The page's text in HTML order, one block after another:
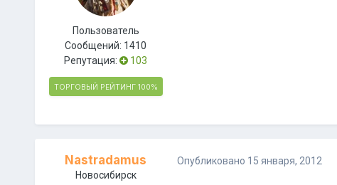
Пользователь
Сообщений: 1410
Репутация:
103
ТОРГОВЫЙ РЕЙТИНГ 100%
Nastradamus
Новосибирск
Опубликовано 15 января, 2012